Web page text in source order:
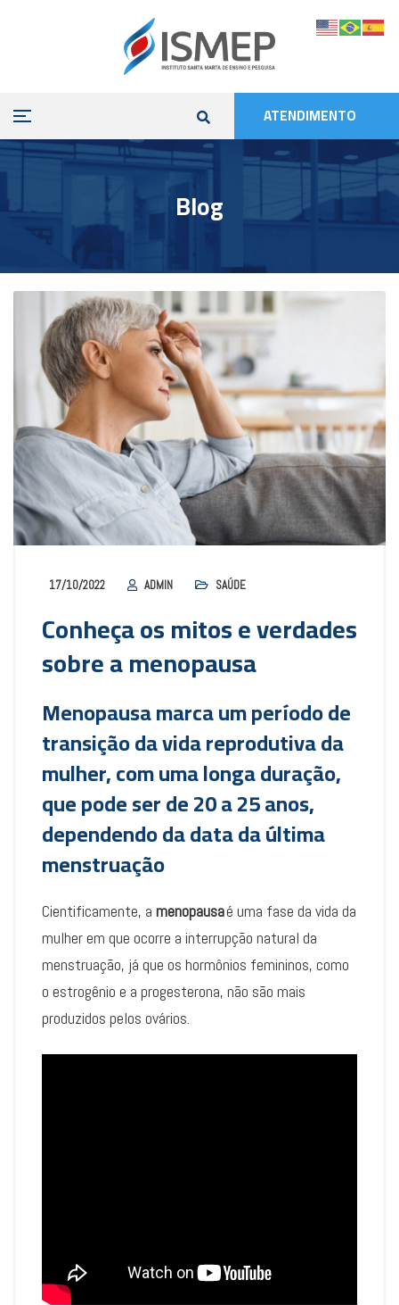
ATENDIMENTO
Blog
17/10/2022 ADMIN SAÚDE
Conheça os mitos e verdades
sobre a menopausa
Menopausa marca um período de
transição da vida reprodutiva da
mulher, com uma longa duração,
que pode ser de 20 a 25 anos,
dependendo da data da última
menstruação
Cientificamente, a menopausaé uma fase da vida da
mulher em que ocorre a interrupção natural da
menstruação, já que os hormônios femininos, como
o estrogênio e a progesterona, não são mais
produzidos pelos ovários.